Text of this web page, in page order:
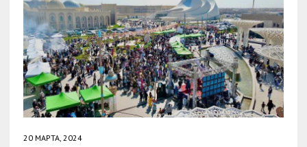
20 МАРТА, 2024